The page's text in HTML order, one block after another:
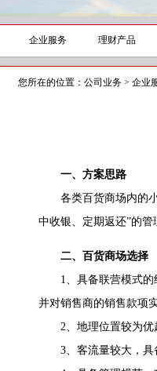
企业服务 理财产品
您所在的位置： 公司业务 > 企业
一、方案思路
各类百货商场内的小
中收银、定期返还”的
二、百货商场选择
1、具备联营模式的经
并对销售商的销售款项
2、地理位置较为优
3、客流量较大，具备